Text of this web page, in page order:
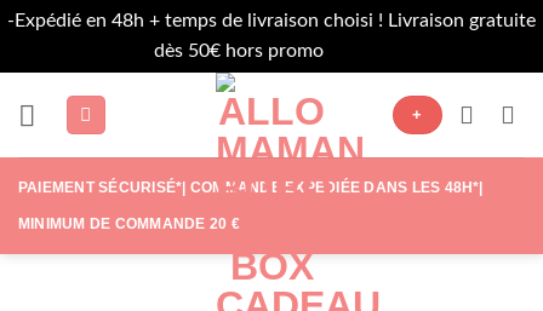
-Expédié en 48h + temps de livraison choisi ! Livraison gratuite
dès 50€ hors promo
+
PAIEMENT SÉCURISÉ*| COMMANDE EXPÉDIÉE DANS LES 48H*|
MINIMUM DE COMMANDE 20 €